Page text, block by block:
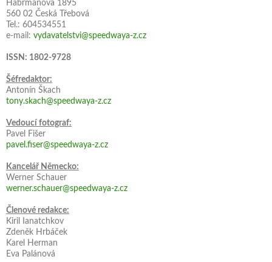
Habrmanova 1895
560 02 Česká Třebová
Tel.: 604534551
e-mail: vydavatelstvi@speedwaya-z.cz
ISSN: 1802-9728
Šéfredaktor:
Antonín Škach
tony.skach@speedwaya-z.cz
Vedoucí fotograf:
Pavel Fišer
pavel.fiser@speedwaya-z.cz
Kancelář Německo:
Werner Schauer
werner.schauer@speedwaya-z.cz
Členové redakce:
Kiril Ianatchkov
Zdeněk Hrbáček
Karel Herman
Eva Palánová